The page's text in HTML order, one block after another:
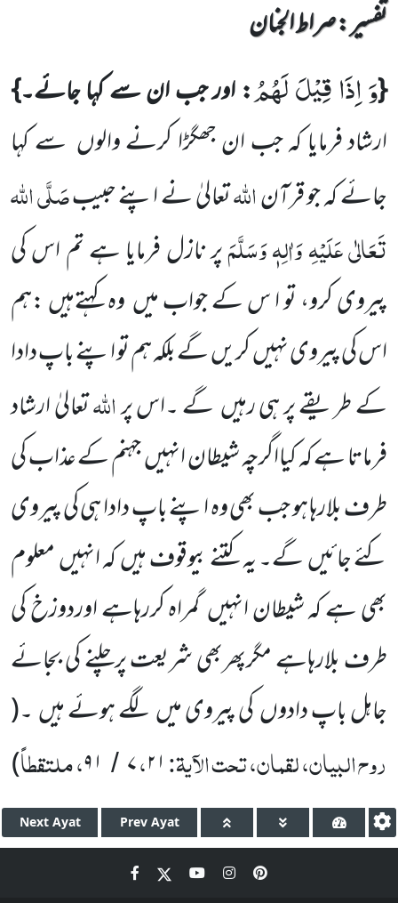
تفسیر : ‎صراط الجنان
{وَ اِذَا قِیْلَ لَهُمُ: اور جب ان سے کہا جائے۔}
ارشاد فرمایا کہ جب ان جھگڑا کرنے والوں سے کہا
جائے کہ جو قرآناللہتعالیٰ نے اپنے حبیبصَلَّی اللہ
تَعَالٰی عَلَیْہِ وَاٰلِہٖ وَسَلَّمَپر نازل فرمایا ہے تم اس کی
پیروی کرو، تو ا س کے جواب میں وہ کہتےہیں :ہم
اس کی پیروی نہیں کریں گے بلکہ ہم تو اپنے باپ دادا
کے طریقے پر ہی رہیں گے ۔اس پراللہتعالیٰ ارشاد
فرماتا ہے کہ کیااگرچہ شیطان انہیں جہنم کے عذاب کی
طرف بلارہا ہو جب بھی وہ اپنے باپ دادا ہی کی پیروی
کئے جائیں گے۔ یہ کتنے بیوقوف ہیں کہ انہیں معلوم
بھی ہے کہ شیطان انہیں گمراہ کررہاہے اوردوزخ کی
طرف بلارہاہے مگرپھربھی شریعت پرچلنے کی بجائے
جاہل باپ دادوں کی پیروی میں لگے ہوئے ہیں ۔(
روح البیان، لقمان، تحت الآیۃ:۲۱،۷ / ۹۱، ملتقطاً)
Next Ayat Prev Ayat